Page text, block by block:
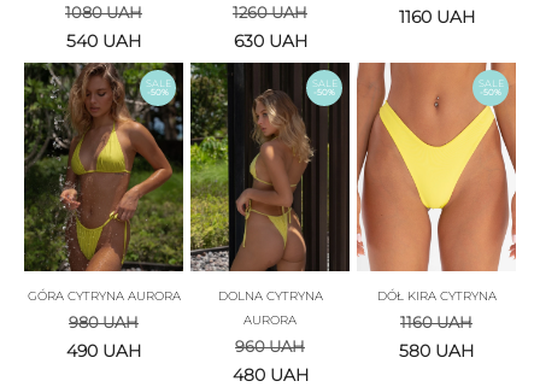
1080UAH
540 UAH
1260UAH
630 UAH
1160 UAH
SALE
-50%
GÓRA CYTRYNA AURORA
980UAH
490 UAH
SALE
-50%
DOLNA CYTRYNA
AURORA
960UAH
480 UAH
SALE
-50%
DÓŁ KIRA CYTRYNA
1160UAH
580 UAH